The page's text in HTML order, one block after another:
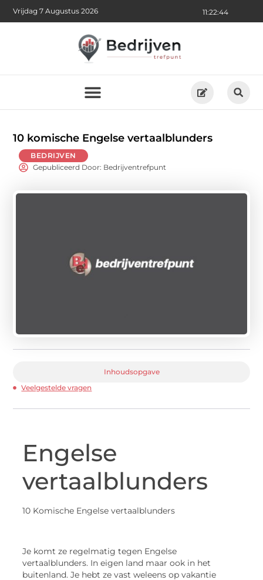
11:22:46
Vrijdag 7 Augustus 2026
10 komische Engelse vertaalblunders
BEDRIJVEN
Gepubliceerd Door: Bedrijventrefpunt
Inhoudsopgave
Veelgestelde vragen
Engelse
vertaalblunders
10 Komische Engelse vertaalblunders
Je komt ze regelmatig tegen Engelse
vertaalblunders. In eigen land maar ook in het
buitenland. Je hebt ze vast weleens op vakantie